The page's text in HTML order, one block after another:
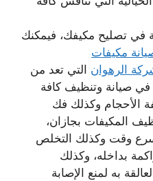
في تصليح مكيفك، فيمكنك
مكيفات
الرهوان التي تعد من
صيانة وتنظيف كافة
الأحجام وكذلك فك
المكيفات بجازان،
وقت وكذلك التخلص
بداخله، وكذلك
به لمنع الإصابة